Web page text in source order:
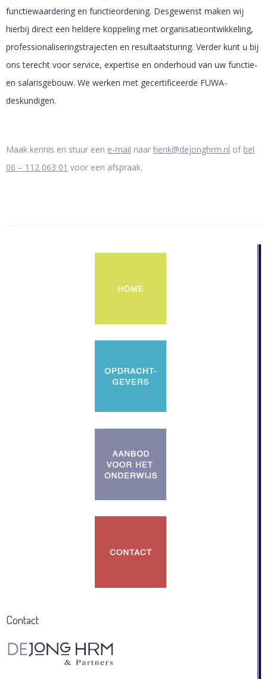
functiewaardering en functieordening. Desgewenst maken wij
hierbij direct een heldere koppeling met organisatieontwikkeling,
professionaliseringstrajecten en resultaatsturing. Verder kunt u bij
ons terecht voor service, expertise en onderhoud van uw functie-
en salarisgebouw. We werken met gecertificeerde FUWA-
deskundigen.
Maak kennis en stuur een e-mail naar henk@dejonghrm.nl of bel
06 – 112 063 01 voor een afspraak.
Contact